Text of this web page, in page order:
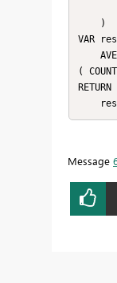
VAR
(
RETURN
Message